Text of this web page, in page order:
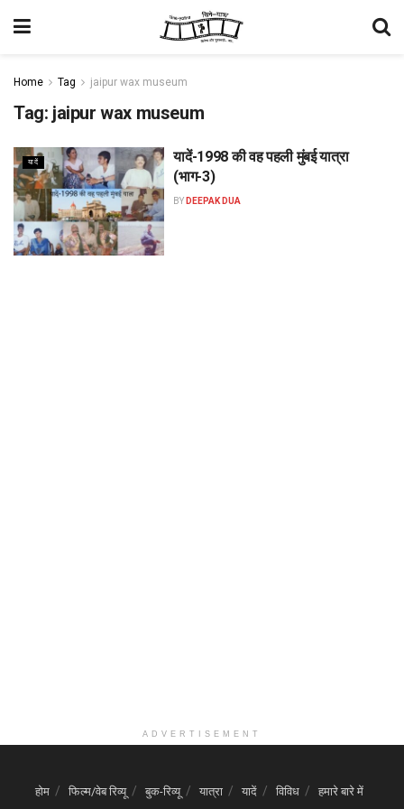
Home Tag jaipur wax museum
Tag: jaipur wax museum
यादें
यादें-1998 की वह पहली मुंबई यात्रा
(भाग-3)
BY DEEPAK DUA
ADVERTISEMENT
होम फिल्म/वेब रिव्यू बुक-रिव्यू यात्रा यादें विविध हमारे बारे में